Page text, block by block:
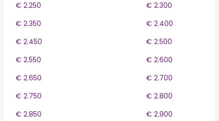
€ 2.250
€ 2.300
€ 2.350
€ 2.400
€ 2.450
€ 2.500
€ 2.550
€ 2.600
€ 2.650
€ 2.700
€ 2.750
€ 2.800
€ 2.850
€ 2.900